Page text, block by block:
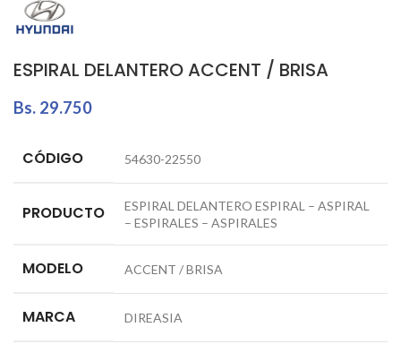
ESPIRAL DELANTERO ACCENT / BRISA
Bs. 29.750
CÓDIGO 54630-22550
PRODUCTO
ESPIRAL DELANTERO ESPIRAL – ASPIRAL
– ESPIRALES – ASPIRALES
MODELO ACCENT / BRISA
MARCA DIREASIA